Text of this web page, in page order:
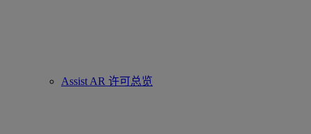
Assist AR 许可总览